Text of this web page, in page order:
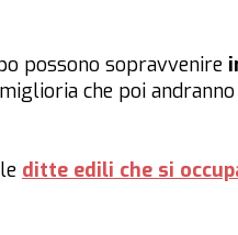
possono sopravvenire
che poi
ditte edili che si